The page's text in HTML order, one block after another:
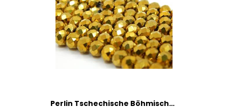
Polymer-Clay-Perlen
Porzellanperlen
Rocailles-Perlen
Strasssteine
Perlmuttschmuck
Perlin Tschechische Böhmische Kristallperlen 4mm Tschechische Perlen CZ Glasschliffperlen Facettierte Rondelle Kügelchen Glasperlen, 1 strang 120 Stk (Gold Metallic)